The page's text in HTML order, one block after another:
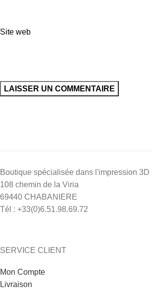
Site web
Boutique spécialisée dans l'impression 3D
108 chemin de la Viria
69440 CHABANIERE
Tél : +33(0)6.51.98.69.72
SERVICE CLIENT
Mon Compte
Livraison